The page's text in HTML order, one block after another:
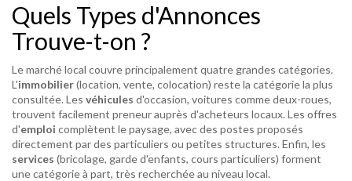
Quels Types d'Annonces
Trouve-t-on ?
Le marché local couvre principalement quatre grandes catégories.
L'immobilier(location, vente, colocation) reste la catégorie la plus
consultée. Les véhicules d'occasion, voitures comme deux-roues,
trouvent facilement preneur auprès d'acheteurs locaux. Les offres
d'emploi complètent le paysage, avec des postes proposés
directement par des particuliers ou petites structures. Enfin, les
services (bricolage, garde d'enfants, cours particuliers) forment
une catégorie à part, très recherchée au niveau local.